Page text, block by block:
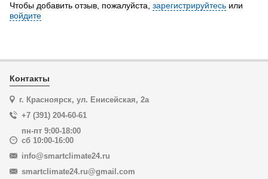
Чтобы добавить отзыв, пожалуйста, зарегистрируйтесь или
войдите
Контакты
г. Красноярск, ул. Енисейская, 2а
+7 (391) 204-60-61
пн-пт 9:00-18:00
сб 10:00-16:00
info@smartclimate24.ru
smartclimate24.ru@gmail.com